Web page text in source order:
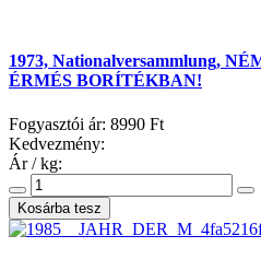
1973, Nationalversammlung,
ÉRMÉS BORÍTÉKBAN!
Fogyasztói ár: 8990 Ft
Kedvezmény:
Ár / kg: